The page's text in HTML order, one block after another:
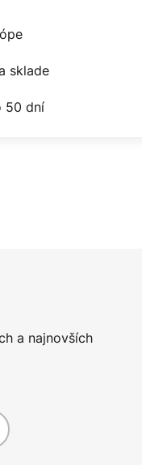
sklade
50 dní
a najnovších